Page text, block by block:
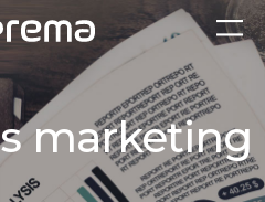
marketing